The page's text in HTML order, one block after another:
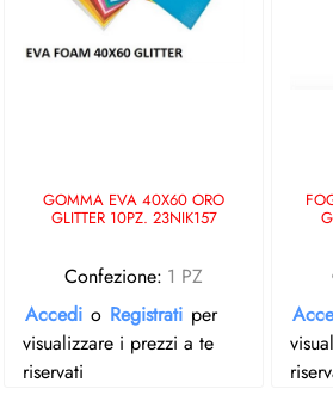
GOMMA EVA 40X60 ORO
GLITTER 10PZ. 23NIK157
Confezione: 1 PZ
Accedi o Registrati per
visualizzare i prezzi a te
riservati